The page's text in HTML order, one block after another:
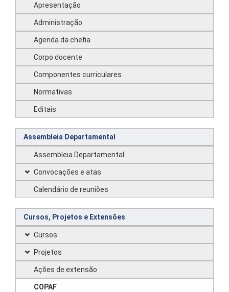
Apresentação
Administração
Agenda da chefia
Corpo docente
Componentes curriculares
Normativas
Editais
Assembleia Departamental
Assembleia Departamental
Convocações e atas
Calendário de reuniões
Cursos, Projetos e Extensões
Cursos
Projetos
Ações de extensão
COPAF